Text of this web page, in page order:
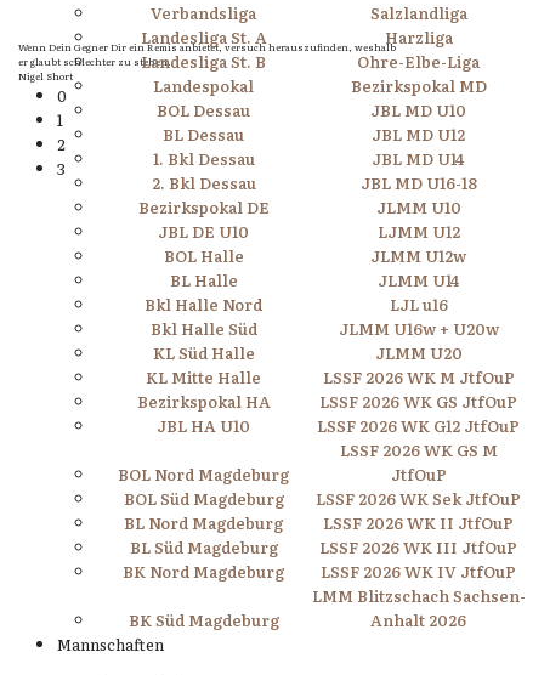
Wenn Dein Gegner Dir ein Remis anbietet, versuch herauszufinden, weshalb
er glaubt schlechter zu stehen.
Nigel Short
0
1
2
3
Verbandsliga
Salzlandliga
Landesliga St. A
Harzliga
Landesliga St. B
Ohre-Elbe-Liga
Landespokal
Bezirkspokal MD
BOL Dessau
JBL MD U10
BL Dessau
JBL MD U12
1. Bkl Dessau
JBL MD U14
2. Bkl Dessau
JBL MD U16-18
Bezirkspokal DE
JLMM U10
JBL DE U10
LJMM U12
BOL Halle
JLMM U12w
BL Halle
JLMM U14
Bkl Halle Nord
LJL u16
Bkl Halle Süd
JLMM U16w + U20w
KL Süd Halle
JLMM U20
KL Mitte Halle
LSSF 2026 WK M JtfOuP
Bezirkspokal HA
LSSF 2026 WK GS JtfOuP
JBL HA U10
LSSF 2026 WK G12 JtfOuP
BOL Nord Magdeburg
LSSF 2026 WK GS M
JtfOuP
BOL Süd Magdeburg
LSSF 2026 WK Sek JtfOuP
BL Nord Magdeburg
LSSF 2026 WK II JtfOuP
BL Süd Magdeburg
LSSF 2026 WK III JtfOuP
BK Nord Magdeburg
LSSF 2026 WK IV JtfOuP
BK Süd Magdeburg
LMM Blitzschach Sachsen-
Anhalt 2026
Mannschaften